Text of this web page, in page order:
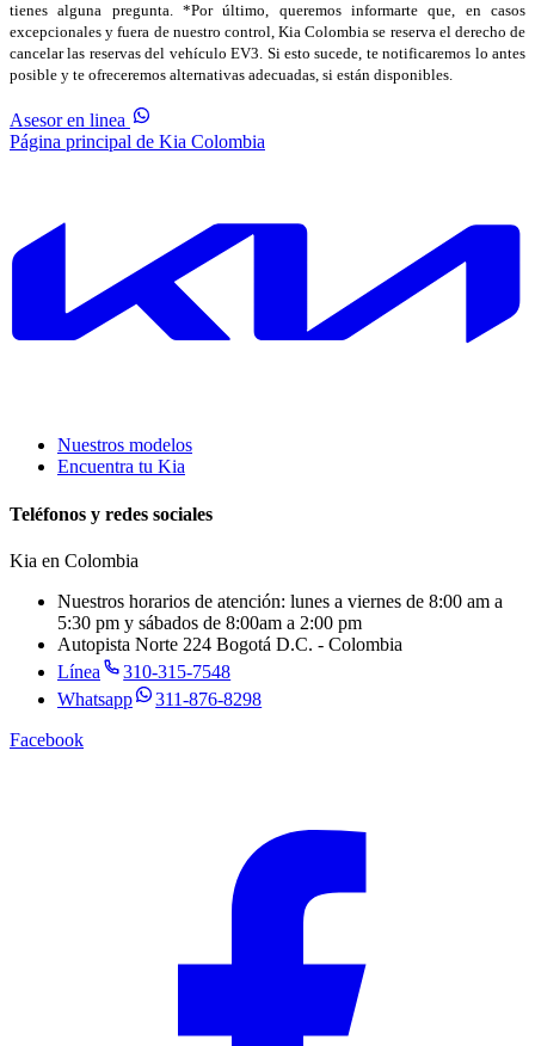
tienes alguna pregunta. *Por último, queremos informarte que, en casos
excepcionales y fuera de nuestro control, Kia Colombia se reserva el derecho de
cancelar las reservas del vehículo EV3. Si esto sucede, te notificaremos lo antes
posible y te ofreceremos alternativas adecuadas, si están disponibles.
Asesor en linea
Página principal de Kia Colombia
Nuestros modelos
Encuentra tu Kia
Teléfonos y redes sociales
Kia en Colombia
Nuestros horarios de atención: lunes a viernes de 8:00 am a
5:30 pm y sábados de 8:00am a 2:00 pm
Autopista Norte 224 Bogotá D.C. - Colombia
Línea
310-315-7548
Whatsapp
311-876-8298
Facebook